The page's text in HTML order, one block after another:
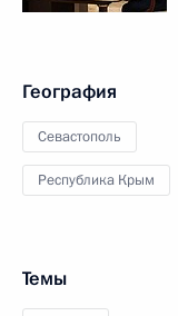
География
Севастополь
Республика Крым
Темы